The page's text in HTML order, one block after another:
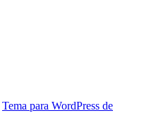
Tema para WordPress de